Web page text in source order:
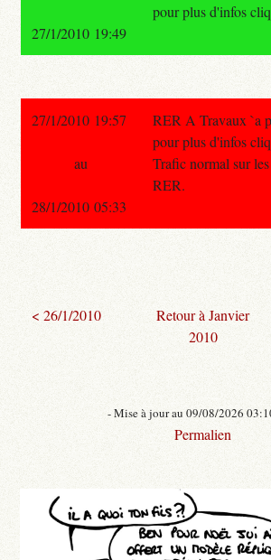
pour plus d'infos
27/1/2010 19:49
27/1/2010 19:57
RER A Travaux `a
pour plus d'infos
Trafic normal sur
RER.
au
28/1/2010 05:33
< 26/1/2010
Retour à Janvier
2010
- Mise à jour au 09/08/2026
Permalien